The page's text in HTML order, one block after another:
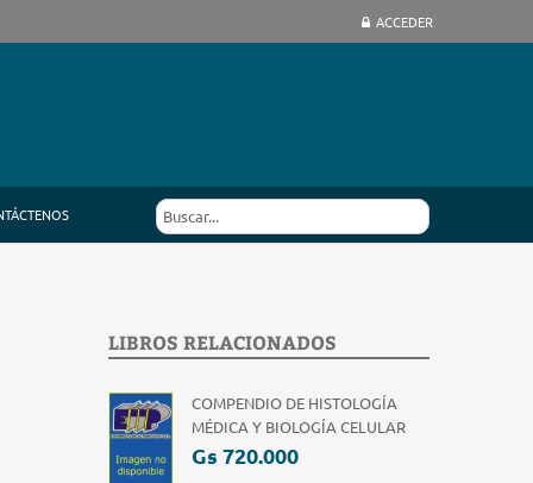
ACCEDER
LIBROS RELACIONADOS
COMPENDIO DE HISTOLOGÍA
MÉDICA Y BIOLOGÍA CELULAR
Gs 720.000